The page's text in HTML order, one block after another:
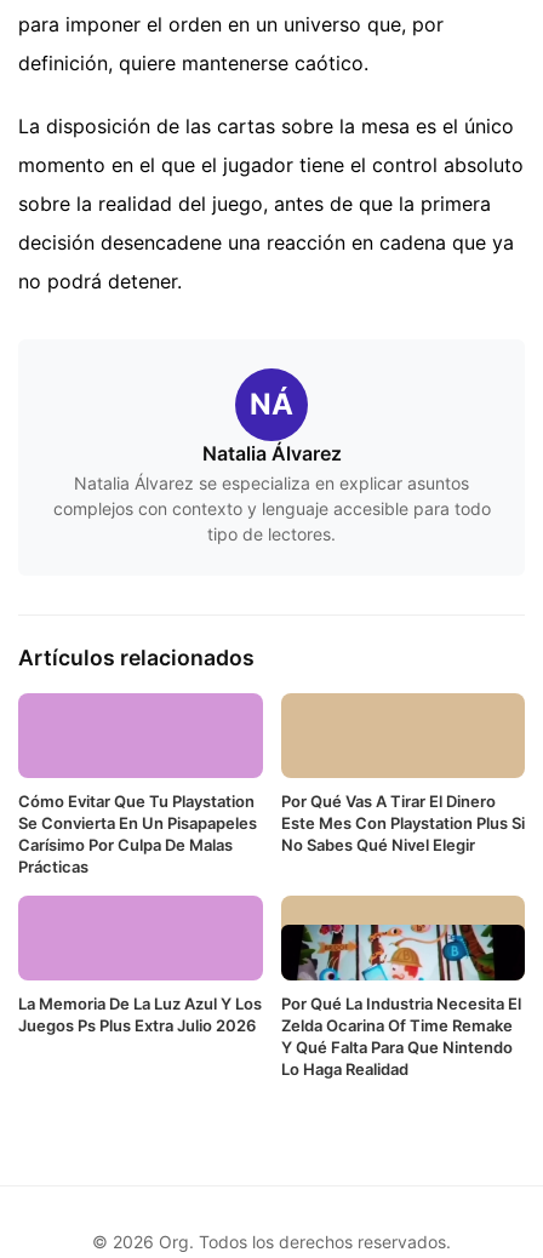
para imponer el orden en un universo que, por
definición, quiere mantenerse caótico.
La disposición de las cartas sobre la mesa es el único
momento en el que el jugador tiene el control absoluto
sobre la realidad del juego, antes de que la primera
decisión desencadene una reacción en cadena que ya
no podrá detener.
NÁ
Natalia Álvarez
Natalia Álvarez se especializa en explicar asuntos
complejos con contexto y lenguaje accesible para todo
tipo de lectores.
Artículos relacionados
Cómo Evitar Que Tu Playstation
Se Convierta En Un Pisapapeles
Carísimo Por Culpa De Malas
Prácticas
Por Qué Vas A Tirar El Dinero
Este Mes Con Playstation Plus Si
No Sabes Qué Nivel Elegir
La Memoria De La Luz Azul Y Los
Juegos Ps Plus Extra Julio 2026
Por Qué La Industria Necesita El
Zelda Ocarina Of Time Remake
Y Qué Falta Para Que Nintendo
Lo Haga Realidad
© 2026 Org. Todos los derechos reservados.